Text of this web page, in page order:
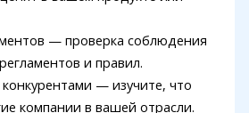
— проверка соблюдения
и правил.
— изучите, что
компании в вашей отрасли.